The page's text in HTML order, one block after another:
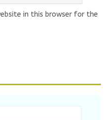
in this browser for the